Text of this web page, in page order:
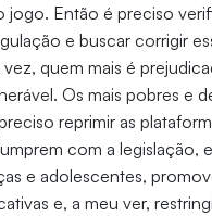
jogo. Então é preciso
e buscar corrigir
vez, quem mais é
Os mais pobres e
reprimir as
com a legislação,
e adolescentes,
e, a meu ver,